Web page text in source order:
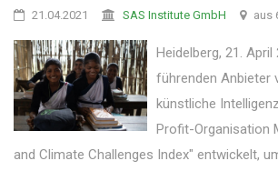
21.04.2021 SAS Institute GmbH aus
Heidelberg, 21.
führenden Anbieter
künstliche
Profit-Organisation
and Climate Challenges Index" entwickelt,